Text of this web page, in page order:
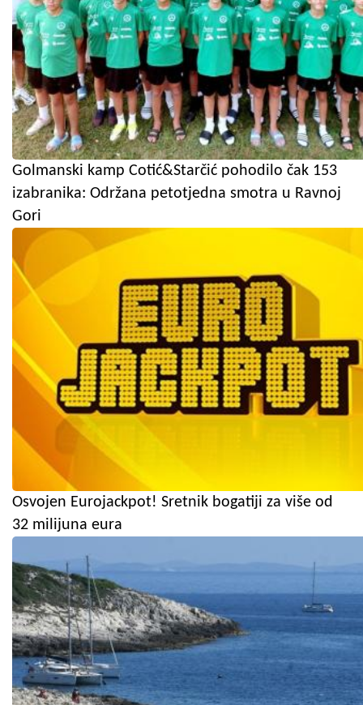
Golmanski kamp Cotić&Starčić pohodilo čak 153
izabranika: Održana petotjedna smotra u Ravnoj
Gori
Osvojen Eurojackpot! Sretnik bogatiji za više od
32 milijuna eura